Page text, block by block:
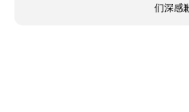
们深感